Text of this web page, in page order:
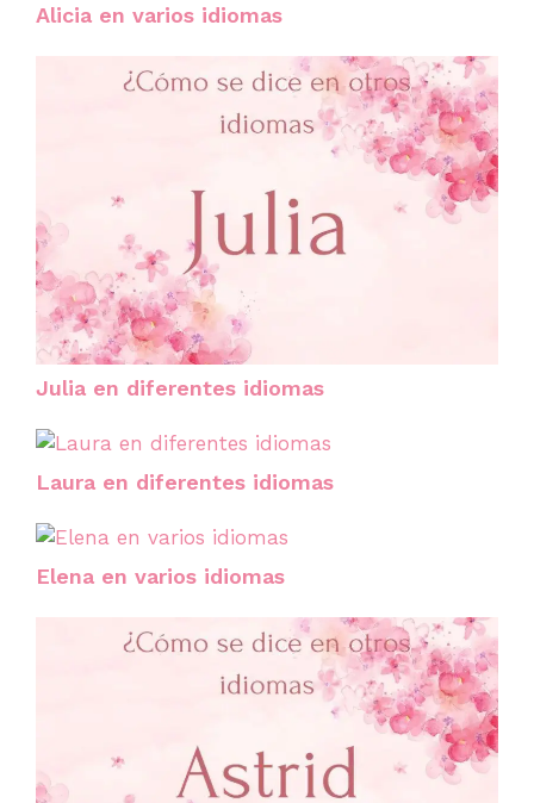
Alicia en varios idiomas
Julia en diferentes idiomas
Laura en diferentes idiomas
Elena en varios idiomas